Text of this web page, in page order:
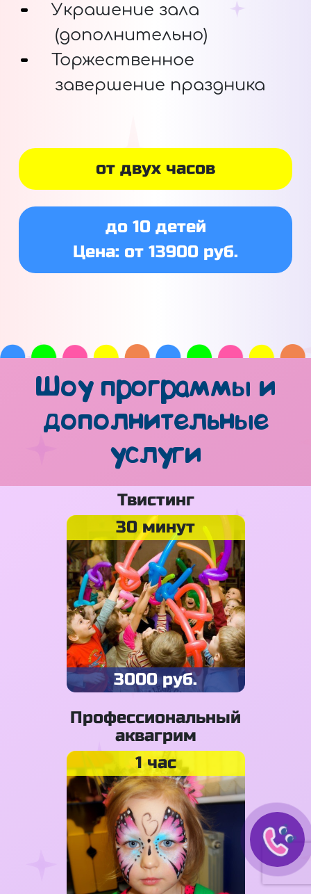
Украшение зала
(дополнительно)
Торжественное
завершение праздника
от двух часов
до 10 детей
Цена: от 13900 руб.
Шоу программы и
дополнительные
услуги
Твистинг
30 минут
3000 руб.
Профессиональный
аквагрим
1 час